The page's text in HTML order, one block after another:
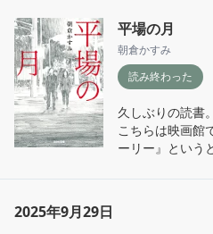
こではないどこ
まったような時
める気がしてい
の唯一の手がか
『僕はいつも、
かり気を取られ
去りにしてしま
『日々は忙しく
前に進んでいる
た。』
ような焦燥感。
自分だけ、川の
に、取り残され
平場の月
朝倉かすみ
読み終わった
久しぶりの読書。
こちらは映画館
ーリー』という
2025年9月29日